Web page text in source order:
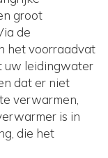
groot
de
het voorraadvat
uw leidingwater
dat er niet
verwarmen,
is in
die het